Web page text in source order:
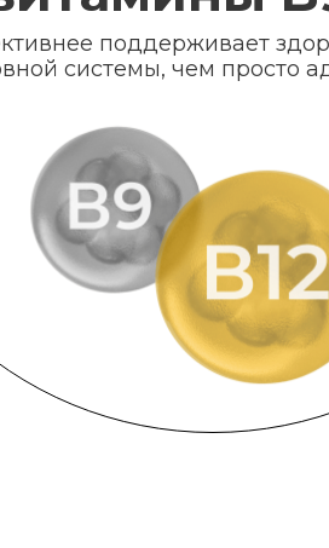
поддерживает
системы, чем просто